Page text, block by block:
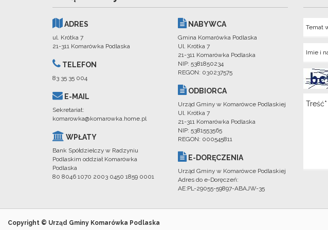
ADRES
ul. Krótka 7
21-311 Komarówka Podlaska
TELEFON
83 35 35 004
E-MAIL
Sekretariat:
komarowka@komarowka.home.pl
WPŁATY
Bank Spółdzielczy w Radzyniu
Podlaskim oddział Komarówka
Podlaska
80 8046 1070 2003 0450 1859 0001
NABYWCA
Gmina Komarówka Podlaska
Ul. Krótka 7
21-311 Komarówka Podlaska
NIP: 5381850234
REGON: 030237575
ODBIORCA
Urząd Gminy w Komarówce Podlaskiej
Ul. Krótka 7
21-311 Komarówka Podlaska
NIP: 5381553565
REGON: 000545811
E-DORĘCZENIA
Urząd Gminy w Komarówce Podlaskiej
Adres do e-Doręczeń:
AE:PL-29055-59897-ABAJW-35
Copyright © Urząd Gminy Komarówka Podlaska